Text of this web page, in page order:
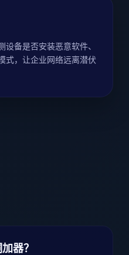
备是否安装恶意软件、
式，让企业网络远离潜伏
器？